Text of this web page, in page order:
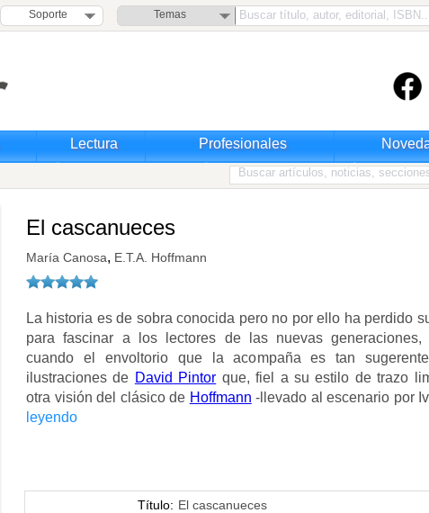
Soporte Temas
Lectura Profesionales
El cascanueces
María Canosa, E.T.A. Hoffmann
La historia es de sobra conocida pero no por ello ha perdido
para fascinar a los lectores de las nuevas generaciones,
cuando el envoltorio que la acompaña es tan
ilustraciones de David Pintor que, fiel a su estilo de trazo
otra visión del clásico de Hoffmann -llevado al escenario por
leyendo
Título: El cascanueces